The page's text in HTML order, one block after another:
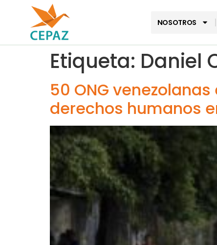
NOSOTROS
Etiqueta: Daniel
50 ONG
derechos humanos